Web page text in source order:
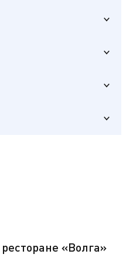
«Волга»